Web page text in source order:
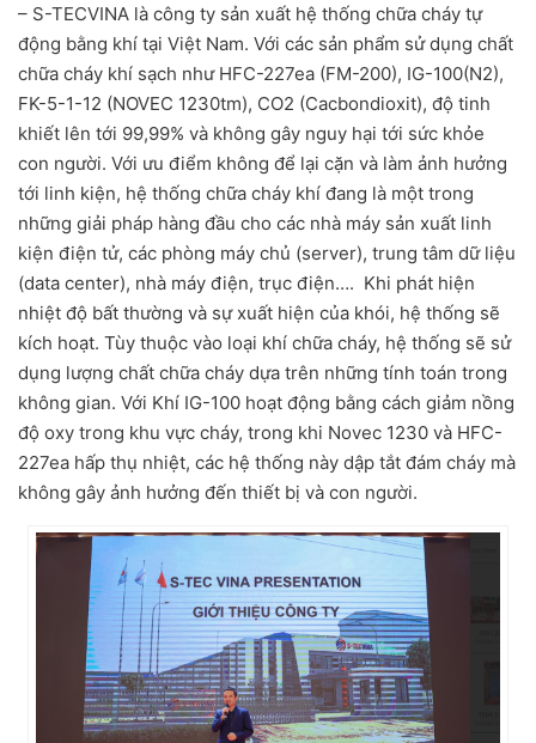
– S-TECVINA là công ty sản xuất hệ thống chữa cháy tự
động bằng khí tại Việt Nam. Với các sản phẩm sử dụng chất
chữa cháy khí sạch như HFC-227ea (FM-200), IG-100(N2),
FK-5-1-12 (NOVEC 1230tm), CO2 (Cacbondioxit), độ tinh
khiết lên tới 99,99% và không gây nguy hại tới sức khỏe
con người. Với ưu điểm không để lại cặn và làm ảnh hưởng
tới linh kiện, hệ thống chữa cháy khí đang là một trong
những giải pháp hàng đầu cho các nhà máy sản xuất linh
kiện điện tử, các phòng máy chủ (server), trung tâm dữ liệu
(data center), nhà máy điện, trục điện…. Khi phát hiện
nhiệt độ bất thường và sự xuất hiện của khói, hệ thống sẽ
kích hoạt. Tùy thuộc vào loại khí chữa cháy, hệ thống sẽ sử
dụng lượng chất chữa cháy dựa trên những tính toán trong
không gian. Với Khí IG-100 hoạt động bằng cách giảm nồng
độ oxy trong khu vực cháy, trong khi Novec 1230 và HFC-
227ea hấp thụ nhiệt, các hệ thống này dập tắt đám cháy mà
không gây ảnh hưởng đến thiết bị và con người.